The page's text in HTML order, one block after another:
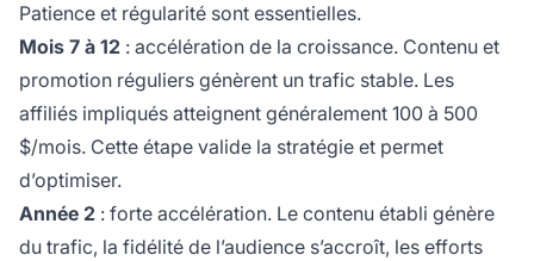
Patience et régularité sont essentielles.
Mois 7 à 12 : accélération de la croissance. Contenu et
promotion réguliers génèrent un trafic stable. Les
affiliés impliqués atteignent généralement 100 à 500
$/mois. Cette étape valide la stratégie et permet
d’optimiser.
Année 2 : forte accélération. Le contenu établi génère
du trafic, la fidélité de l’audience s’accroît, les efforts